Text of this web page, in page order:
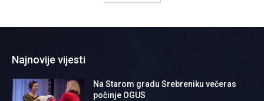
Najnovije vijesti
Na Starom gradu Srebreniku večeras
počinje OGUS